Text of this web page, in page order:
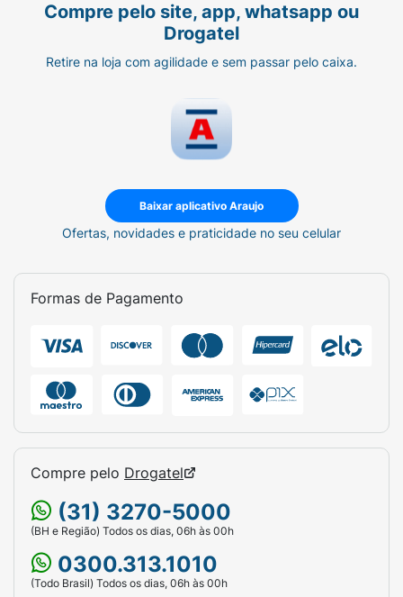
Compre pelo site, app, whatsapp ou
Drogatel
Retire na loja com agilidade e sem passar pelo caixa.
Baixar aplicativo Araujo
Ofertas, novidades e praticidade no seu celular
Formas de Pagamento
Compre pelo Drogatel
(31) 3270-5000
(BH e Região) Todos os dias, 06h às 00h
0300.313.1010
(Todo Brasil) Todos os dias, 06h às 00h